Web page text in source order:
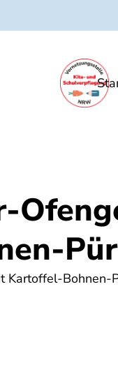
Bohnen-